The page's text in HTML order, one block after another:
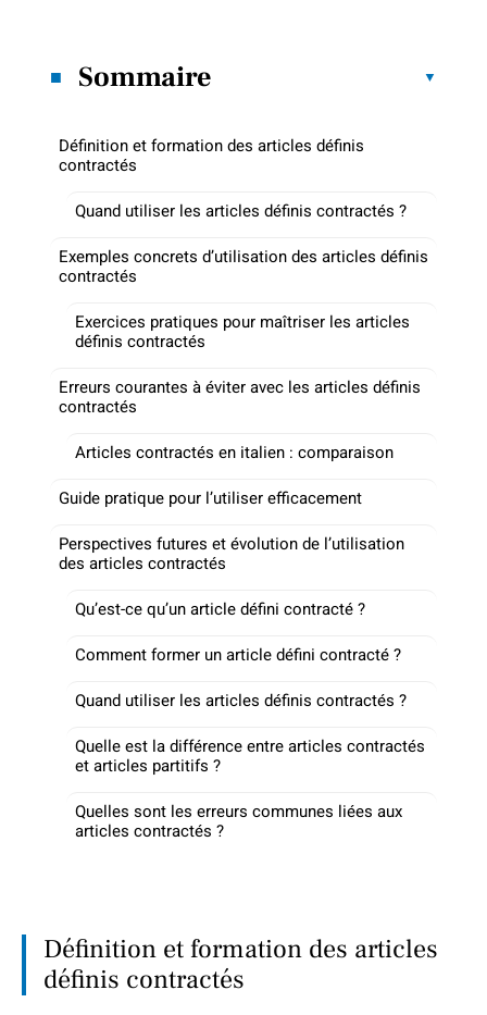
Sommaire
Définition et formation des articles définis
contractés
Quand utiliser les articles définis contractés ?
Exemples concrets d’utilisation des articles définis
contractés
Exercices pratiques pour maîtriser les articles
définis contractés
Erreurs courantes à éviter avec les articles définis
contractés
Articles contractés en italien : comparaison
Guide pratique pour l’utiliser efficacement
Perspectives futures et évolution de l’utilisation
des articles contractés
Qu’est-ce qu’un article défini contracté ?
Comment former un article défini contracté ?
Quand utiliser les articles définis contractés ?
Quelle est la différence entre articles contractés
et articles partitifs ?
Quelles sont les erreurs communes liées aux
articles contractés ?
Définition et formation des articles
définis contractés